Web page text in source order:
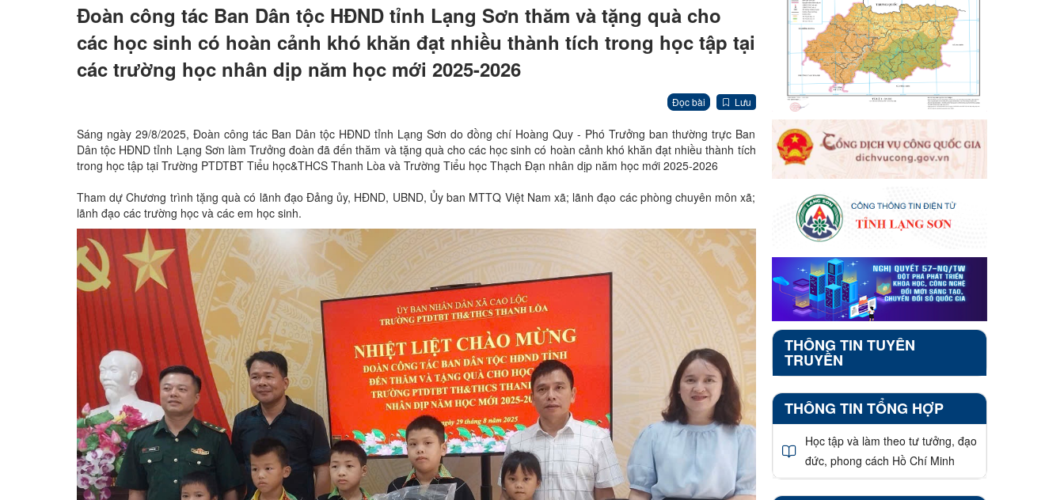
Đoàn công tác Ban Dân tộc HĐND tỉnh Lạng Sơn thăm và tặng quà cho
các học sinh có hoàn cảnh khó khăn đạt nhiều thành tích trong học tập tại
các trường học nhân dịp năm học mới 2025-2026
Đọc bài Lưu
Sáng ngày 29/8/2025, Đoàn công tác Ban Dân tộc HĐND tỉnh Lạng Sơn do đồng chí Hoàng Quy - Phó Trưởng ban thường trực Ban
Dân tộc HĐND tỉnh Lạng Sơn làm Trưởng đoàn đã đến thăm và tặng quà cho các học sinh có hoàn cảnh khó khăn đạt nhiều thành tích
trong học tập tại Trường PTDTBT Tiểu học&THCS Thanh Lòa và Trường Tiểu học Thạch Đạn nhân dịp năm học mới 2025-2026
Tham dự Chương trình tặng quà có lãnh đạo Đảng ủy, HĐND, UBND, Ủy ban MTTQ Việt Nam xã; lãnh đạo các phòng chuyên môn xã;
lãnh đạo các trường học và các em học sinh.
THÔNG TIN TUYÊN
TRUYỀN
THÔNG TIN TỔNG HỢP
Học tập và làm theo tư tưởng, đạo
đức, phong cách Hồ Chí Minh